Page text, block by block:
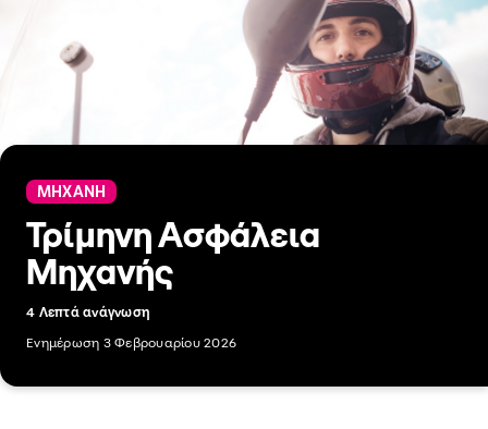
ΜΗΧΑΝΗ
Τρίμηνη Ασφάλεια
Μηχανής
4 Λεπτά ανάγνωση
Ενημέρωση 3 Φεβρουαρίου 2026